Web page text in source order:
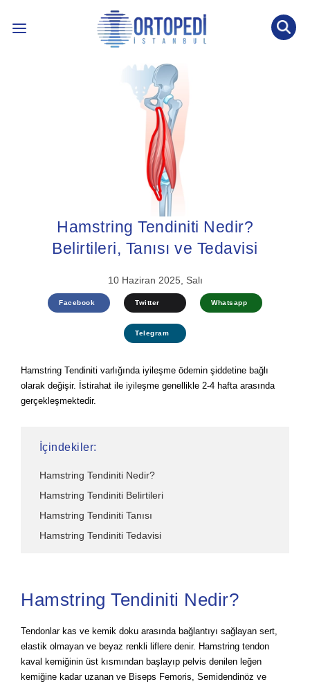
INTERNATIONAL PATIENT
ÖNE ÇIKAN KONULAR ↓
Hamstring Tendiniti Nedir?
Belirtileri, Tanısı ve Tedavisi
10 Haziran 2025, Salı
Facebook Twitter Whatsapp
Telegram
Hamstring Tendiniti varlığında iyileşme ödemin şiddetine bağlı
olarak değişir. İstirahat ile iyileşme genellikle 2-4 hafta arasında
gerçekleşmektedir.
İçindekiler:
Hamstring Tendiniti Nedir?
Hamstring Tendiniti Belirtileri
Hamstring Tendiniti Tanısı
Hamstring Tendiniti Tedavisi
Hamstring Tendiniti Nedir?
Tendonlar kas ve kemik doku arasında bağlantıyı sağlayan sert,
elastik olmayan ve beyaz renkli liflere denir. Hamstring tendon
kaval kemiğinin üst kısmından başlayıp pelvis denilen leğen
kemiğine kadar uzanan ve Biseps Femoris, Semidendinöz ve